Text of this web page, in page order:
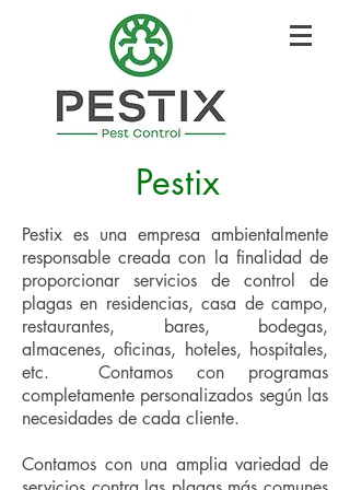
Pestix
Pestix es una empresa ambientalmente
responsable creada con la finalidad de
proporcionar servicios de control de
plagas en residencias, casa de campo,
restaurantes, bares, bodegas,
almacenes, oficinas, hoteles, hospitales,
etc. Contamos con programas
completamente personalizados según las
necesidades de cada cliente.
Contamos con una amplia variedad de